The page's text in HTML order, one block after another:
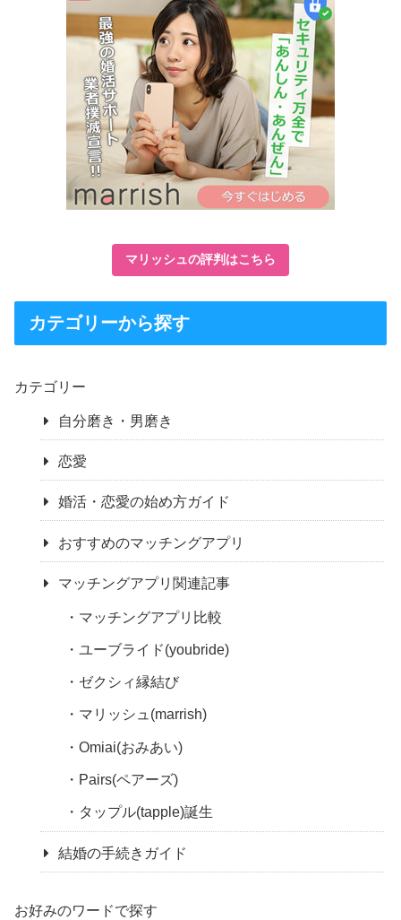
マリッシュの評判はこちら
カテゴリーから探す
カテゴリー
自分磨き・男磨き
恋愛
婚活・恋愛の始め方ガイド
おすすめのマッチングアプリ
マッチングアプリ関連記事
マッチングアプリ比較
ユーブライド(youbride)
ゼクシィ縁結び
マリッシュ(marrish)
Omiai(おみあい)
Pairs(ペアーズ)
タップル(tapple)誕生
結婚の手続きガイド
お好みのワードで探す